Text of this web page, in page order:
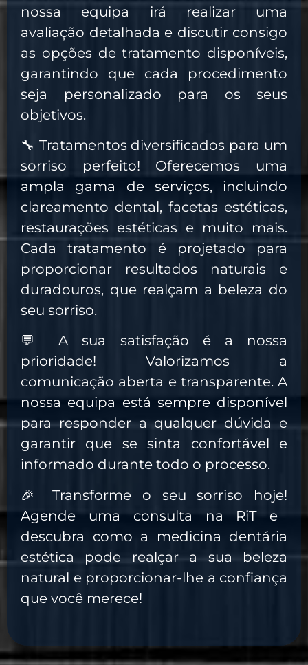
nossa equipa irá realizar uma
avaliação detalhada e discutir consigo
as opções de tratamento disponíveis,
garantindo que cada procedimento
seja personalizado para os seus
objetivos.
🔧 Tratamentos diversificados para um
sorriso perfeito! Oferecemos uma
ampla gama de serviços, incluindo
clareamento dental, facetas estéticas,
restaurações estéticas e muito mais.
Cada tratamento é projetado para
proporcionar resultados naturais e
duradouros, que realçam a beleza do
seu sorriso.
💬
A sua satisfação é a nossa
prioridade! Valorizamos a
comunicação aberta e transparente. A
nossa equipa está sempre disponível
para responder a qualquer dúvida e
garantir que se sinta confortável e
informado durante todo o processo.
🎉
Transforme o seu sorriso hoje!
Agende uma consulta na RiT e
descubra como a medicina dentária
estética pode realçar a sua beleza
natural e proporcionar-lhe a confiança
que você merece!